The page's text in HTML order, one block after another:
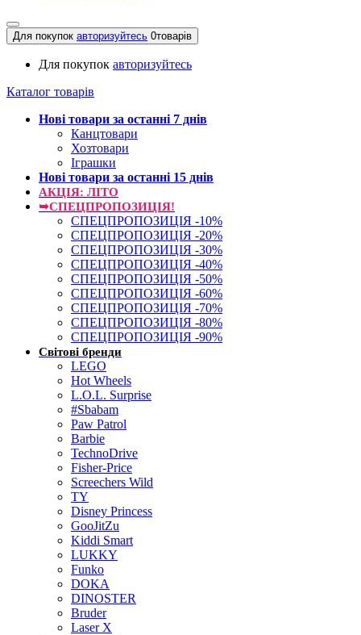
Для покупок авторизуйтесь 0товарів
Для покупок авторизуйтесь
Каталог товарів
Нові товари за останнi 7 днiв
Канцтовари
Хозтовари
Іграшки
Нові товари за останнi 15 днiв
АКЦІЯ: ЛІТО
➥СПЕЦПРОПОЗИЦІЯ!
СПЕЦПРОПОЗИЦІЯ -10%
СПЕЦПРОПОЗИЦІЯ -20%
СПЕЦПРОПОЗИЦІЯ -30%
СПЕЦПРОПОЗИЦІЯ -40%
СПЕЦПРОПОЗИЦІЯ -50%
СПЕЦПРОПОЗИЦІЯ -60%
СПЕЦПРОПОЗИЦІЯ -70%
СПЕЦПРОПОЗИЦІЯ -80%
СПЕЦПРОПОЗИЦІЯ -90%
Світові бренди
LEGO
Hot Wheels
L.O.L. Surprise
#Sbabam
Paw Patrol
Barbie
TechnoDrive
Fisher-Price
Screechers Wild
TY
Disney Princess
GooJitZu
Kiddi Smart
LUKKY
Funko
DOKA
DINOSTER
Bruder
Laser X